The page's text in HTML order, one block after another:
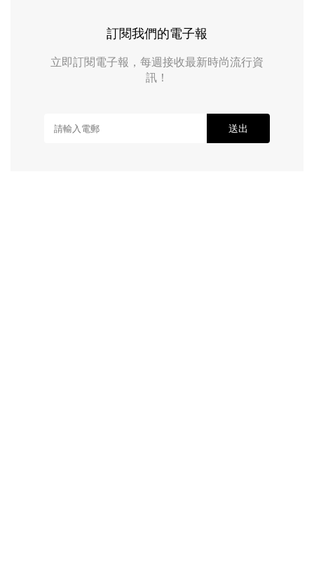
訂閱我們的電子報
立即訂閱電子報，每週接收最新時尚流行資
訊！
送出